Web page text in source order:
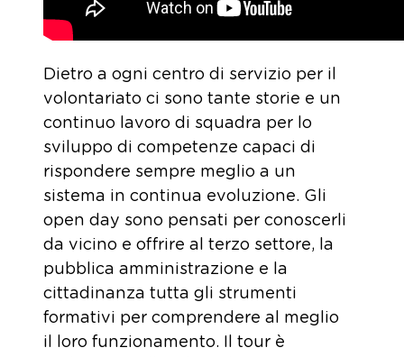
Dietro a ogni centro di servizio per il
volontariato ci sono tante storie e un
continuo lavoro di squadra per lo
sviluppo di competenze capaci di
rispondere sempre meglio a un
sistema in continua evoluzione. Gli
open day sono pensati per conoscerli
da vicino e offrire al terzo settore, la
pubblica amministrazione e la
cittadinanza tutta gli strumenti
formativi per comprendere al meglio
il loro funzionamento. Il tour è